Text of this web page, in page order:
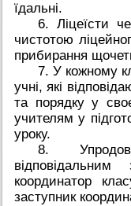
їдальні.
6. Ліцеїсти
чистотою
прибирання
7. У кожному
учні, які
та порядку у
учителям у
уроку.
8.
координатор
заступник